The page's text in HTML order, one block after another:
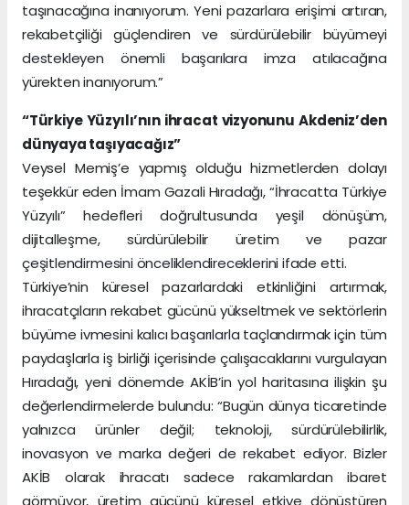
taşınacağına inanıyorum. Yeni pazarlara erişimi artıran,
rekabetçiliği güçlendiren ve sürdürülebilir büyümeyi
destekleyen önemli başarılara imza atılacağına
yürekten inanıyorum.”
“Türkiye Yüzyılı’nın ihracat vizyonunu Akdeniz’den
dünyaya taşıyacağız”
Veysel Memiş’e yapmış olduğu hizmetlerden dolayı
teşekkür eden İmam Gazali Hıradağı, “İhracatta Türkiye
Yüzyılı” hedefleri doğrultusunda yeşil dönüşüm,
dijitalleşme, sürdürülebilir üretim ve pazar
çeşitlendirmesini önceliklendireceklerini ifade etti.
Türkiye’nin küresel pazarlardaki etkinliğini artırmak,
ihracatçıların rekabet gücünü yükseltmek ve sektörlerin
büyüme ivmesini kalıcı başarılarla taçlandırmak için tüm
paydaşlarla iş birliği içerisinde çalışacaklarını vurgulayan
Hıradağı, yeni dönemde AKİB’in yol haritasına ilişkin şu
değerlendirmelerde bulundu: “Bugün dünya ticaretinde
yalnızca ürünler değil; teknoloji, sürdürülebilirlik,
inovasyon ve marka değeri de rekabet ediyor. Bizler
AKİB olarak ihracatı sadece rakamlardan ibaret